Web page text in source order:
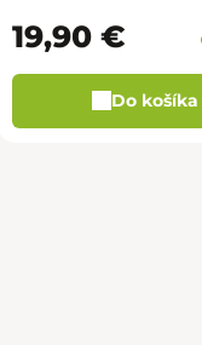
19,90 €
Do košíka